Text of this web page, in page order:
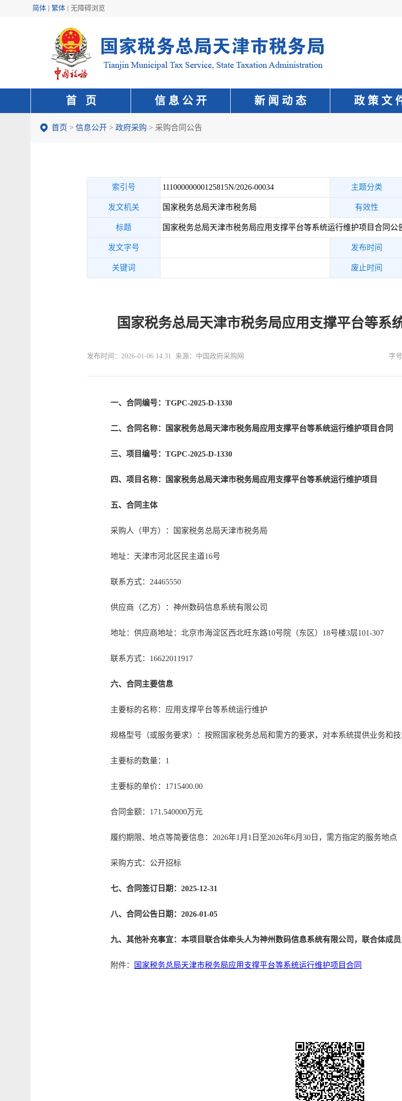
简体 | 繁体 无障碍浏览
首 页 信 息 公 开 新 闻 动 态 政 策 文
首页 > 信息公开 > 政府采购 > 采购合同公告
索引号 11100000000125815N/2026-00034 主题分类
发文机关 国家税务总局天津市税务局 有效性
标题 国家税务总局天津市税务局应用支撑平台等系统运行维护项目合同公
发文字号 发布时间
关键词 废止时间
国家税务总局天津市税务局应用支撑平台等系
发布时间：2026-01-06 14:31 来源：中国政府采购网 字
一、合同编号：TGPC-2025-D-1330
二、合同名称：国家税务总局天津市税务局应用支撑平台等系统运行维护项目合同
三、项目编号：TGPC-2025-D-1330
四、项目名称：国家税务总局天津市税务局应用支撑平台等系统运行维护项目
五、合同主体
采购人（甲方）：国家税务总局天津市税务局
地址：天津市河北区民主道16号
联系方式：24465550
供应商（乙方）：神州数码信息系统有限公司
地址：供应商地址：北京市海淀区西北旺东路10号院（东区）18号楼3层101-307
联系方式：16622011917
六、合同主要信息
主要标的名称：应用支撑平台等系统运行维护
规格型号（或服务要求）：按照国家税务总局和需方的要求，对本系统提供业务和技
主要标的数量：1
主要标的单价：1715400.00
合同金额：171.540000万元
履约期限、地点等简要信息：2026年1月1日至2026年6月30日，需方指定的服务地点
采购方式：公开招标
七、合同签订日期：2025-12-31
八、合同公告日期：2026-01-05
九、其他补充事宜：本项目联合体牵头人为神州数码信息系统有限公司，联合体成
附件： 国家税务总局天津市税务局应用支撑平台等系统运行维护项目合同